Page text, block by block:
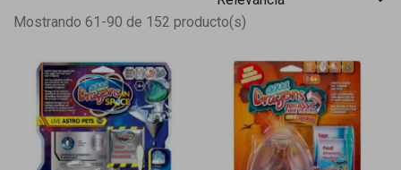
Mostrando 61-90 de 152 producto(s)